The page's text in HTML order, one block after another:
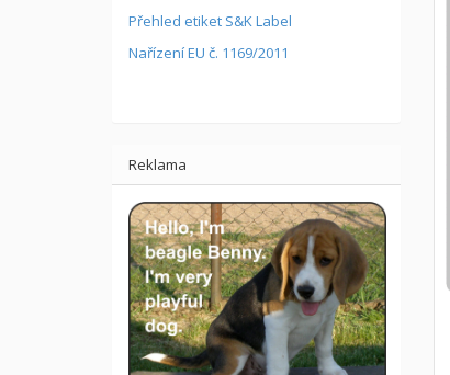
Přehled etiket S&K Label
Nařízení EU č. 1169/2011
Reklama